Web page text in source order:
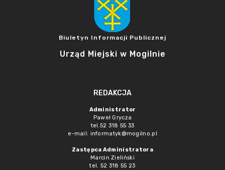
Biuletyn Informacji Publicznej
Urząd Miejski w Mogilnie
REDAKCJA
Administrator
Paweł Grycza
tel.52 318 55 33
e-mail: informatyk@mogilno.pl
Zastępca Administratora
Marcin Zieliński
tel. 52 318 55 23